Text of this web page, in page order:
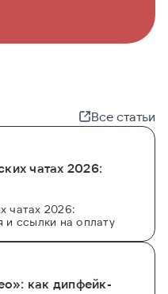
Все статьи
чатах 2026:
чатах 2026:
и ссылки на оплату
как дипфейк-